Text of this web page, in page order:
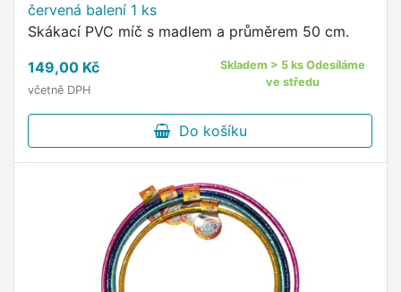
červená balení 1 ks
Skákací PVC míč s madlem a průměrem 50 cm.
149,00 Kč
včetně DPH
Skladem > 5 ks Odesíláme
ve středu
Do košíku